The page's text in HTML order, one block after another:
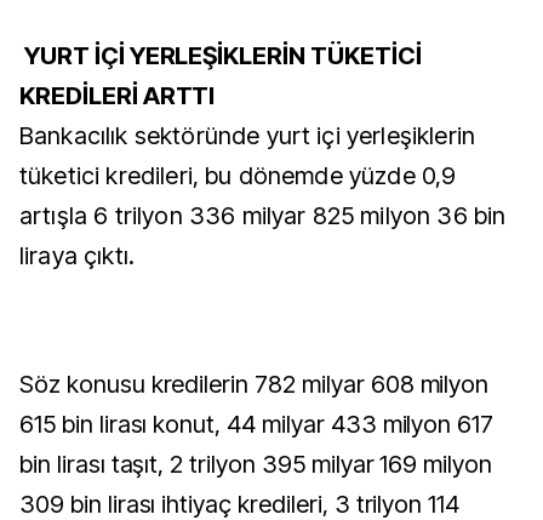
YURT İÇİ YERLEŞİKLERİN TÜKETİCİ
KREDİLERİ ARTTI
Bankacılık sektöründe yurt içi yerleşiklerin
tüketici kredileri, bu dönemde yüzde 0,9
artışla 6 trilyon 336 milyar 825 milyon 36 bin
liraya çıktı.
Söz konusu kredilerin 782 milyar 608 milyon
615 bin lirası konut, 44 milyar 433 milyon 617
bin lirası taşıt, 2 trilyon 395 milyar 169 milyon
309 bin lirası ihtiyaç kredileri, 3 trilyon 114